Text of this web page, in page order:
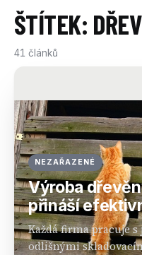
ŠTÍTEK:
41 článků
NEZAŘAZENÉ
Výroba
přináší
Každá firma pracuje
odlišnými